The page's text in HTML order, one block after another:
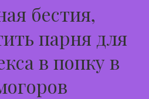
бестия,
парня для
в попку в